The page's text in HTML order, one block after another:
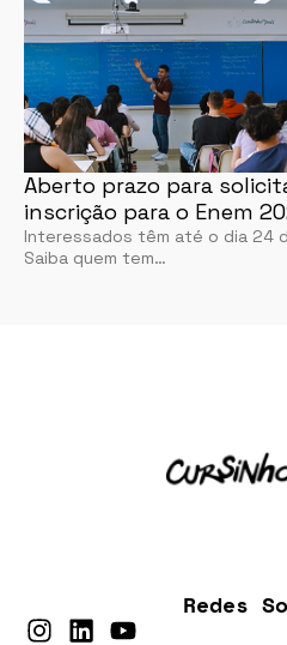
Aberto prazo para
inscrição para o Enem
Interessados têm até o dia 24
Saiba quem tem…
Redes